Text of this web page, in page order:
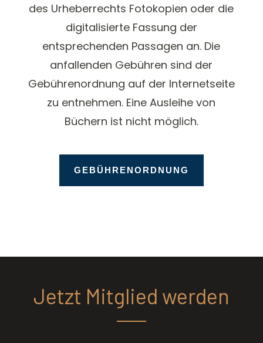
des Urheberrechts Fotokopien oder die
digitalisierte Fassung der
entsprechenden Passagen an. Die
anfallenden Gebühren sind der
Gebührenordnung auf der Internetseite
zu entnehmen. Eine Ausleihe von
Büchern ist nicht möglich.
GEBÜHRENORDNUNG
Jetzt Mitglied werden